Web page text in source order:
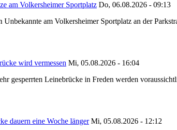
am Volkersheimer Sportplatz Do, 06.08.2026 - 09:13
am Volkersheimer Sportplatz an der
wird vermessen Mi, 05.08.2026 - 16:04
gesperrten Leinebrücke in Freden werden
dauern eine Woche länger Mi, 05.08.2026 - 12:12